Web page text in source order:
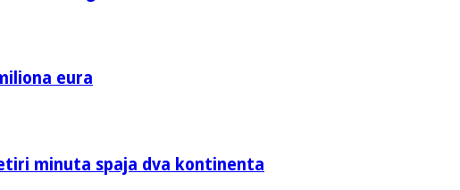
eura
minuta spaja dva kontinenta